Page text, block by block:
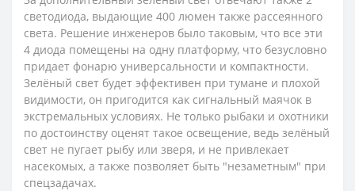
светодиода, выдающие 400 люмен также рассеянного
света. Решение инженеров было таковым, что все эти
4 диода помещены на одну платформу, что безусловно
придает фонарю универсальности и компактности.
Зелёный свет будет эффективен при тумане и плохой
видимости, он пригодится как сигнальный маячок в
экстремальных условиях. Не только рыбаки и охотники
по достоинству оценят такое освещение, ведь зелёный
свет не пугает рыбу или зверя, и не привлекает
насекомых, а также позволяет быть "незаметным" при
спецзадачах.